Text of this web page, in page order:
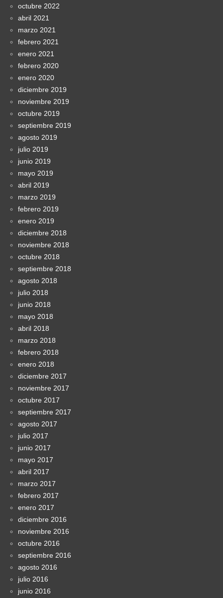
octubre 2022
abril 2021
marzo 2021
febrero 2021
enero 2021
febrero 2020
enero 2020
diciembre 2019
noviembre 2019
octubre 2019
septiembre 2019
agosto 2019
julio 2019
junio 2019
mayo 2019
abril 2019
marzo 2019
febrero 2019
enero 2019
diciembre 2018
noviembre 2018
octubre 2018
septiembre 2018
agosto 2018
julio 2018
junio 2018
mayo 2018
abril 2018
marzo 2018
febrero 2018
enero 2018
diciembre 2017
noviembre 2017
octubre 2017
septiembre 2017
agosto 2017
julio 2017
junio 2017
mayo 2017
abril 2017
marzo 2017
febrero 2017
enero 2017
diciembre 2016
noviembre 2016
octubre 2016
septiembre 2016
agosto 2016
julio 2016
junio 2016